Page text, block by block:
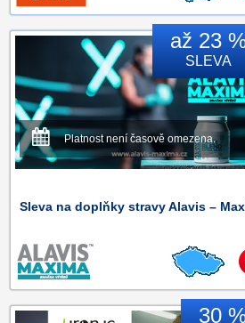
až 23
SLEVA
Platnost není časově omezena.
Sleva na doplňky stravy Alavis –
30